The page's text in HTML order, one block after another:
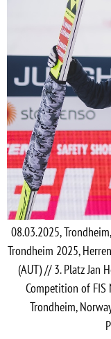
08.03.2025,
Trondheim 2025,
(AUT) // 3. Platz Jan
Competition of FIS
Trondheim,